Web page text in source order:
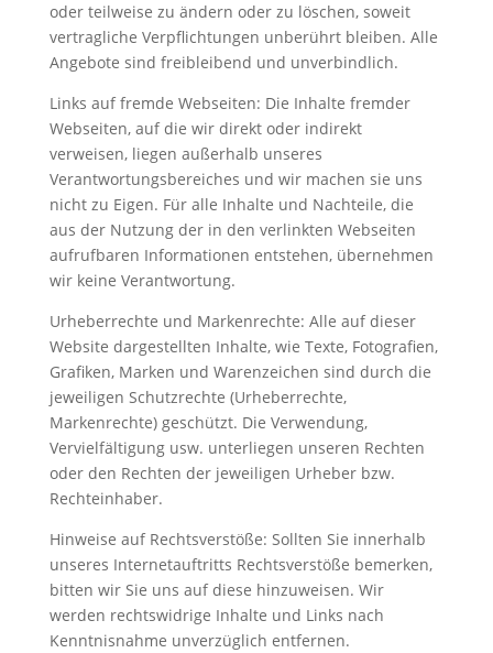
oder teilweise zu ändern oder zu löschen, soweit
vertragliche Verpflichtungen unberührt bleiben. Alle
Angebote sind freibleibend und unverbindlich.
Links auf fremde Webseiten: Die Inhalte fremder
Webseiten, auf die wir direkt oder indirekt
verweisen, liegen außerhalb unseres
Verantwortungsbereiches und wir machen sie uns
nicht zu Eigen. Für alle Inhalte und Nachteile, die
aus der Nutzung der in den verlinkten Webseiten
aufrufbaren Informationen entstehen, übernehmen
wir keine Verantwortung.
Urheberrechte und Markenrechte: Alle auf dieser
Website dargestellten Inhalte, wie Texte, Fotografien,
Grafiken, Marken und Warenzeichen sind durch die
jeweiligen Schutzrechte (Urheberrechte,
Markenrechte) geschützt. Die Verwendung,
Vervielfältigung usw. unterliegen unseren Rechten
oder den Rechten der jeweiligen Urheber bzw.
Rechteinhaber.
Hinweise auf Rechtsverstöße: Sollten Sie innerhalb
unseres Internetauftritts Rechtsverstöße bemerken,
bitten wir Sie uns auf diese hinzuweisen. Wir
werden rechtswidrige Inhalte und Links nach
Kenntnisnahme unverzüglich entfernen.